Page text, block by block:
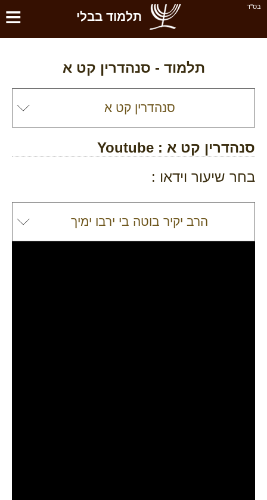
בס''ד ≡ תלמוד בבלי
תלמוד - סנהדרין קט א
סנהדרין קט א : Youtube
בחר שיעור וידאו :